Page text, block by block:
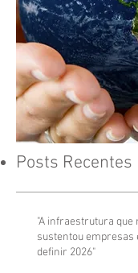
Posts Recentes
"A infraestrutura que
sustentou empresas
definir 2026"